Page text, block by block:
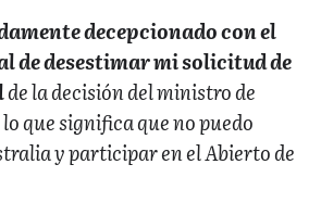
decepcionado con el
de desestimar mi solicitud de
de la decisión del ministro de
que significa que no puedo
y participar en el Abierto de